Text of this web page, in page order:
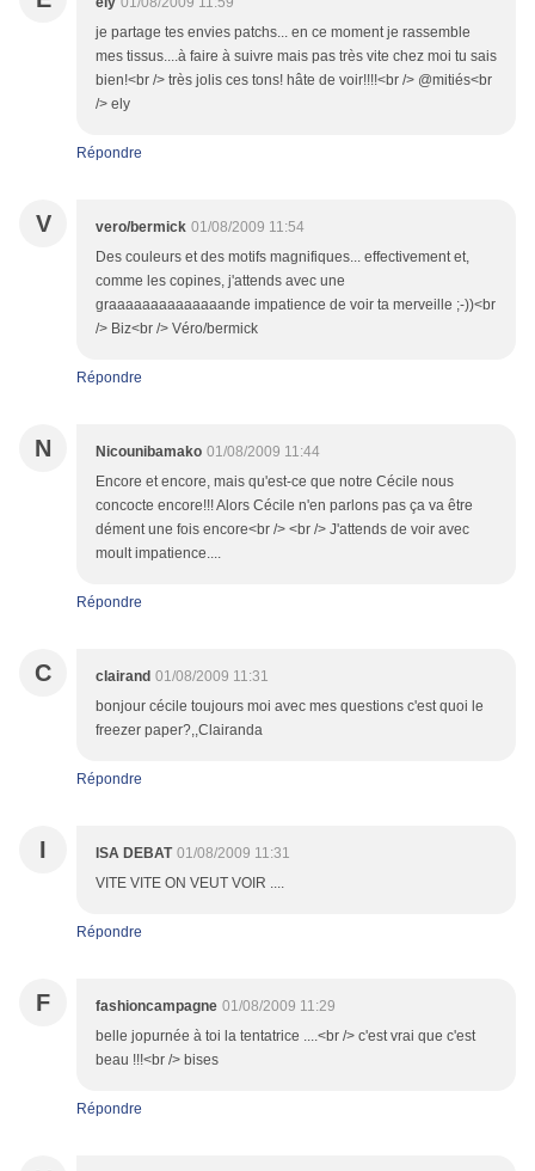
je partage tes envies patchs... en ce moment je rassemble
mes tissus....à faire à suivre mais pas très vite chez moi tu sais
bien!<br /> très jolis ces tons! hâte de voir!!!!<br /> @mitiés<br
/> ely
Répondre
V vero/bermick 01/08/2009 11:54
Des couleurs et des motifs magnifiques... effectivement et,
comme les copines, j'attends avec une
graaaaaaaaaaaaaande impatience de voir ta merveille ;-))<br
/> Biz<br /> Véro/bermick
Répondre
N Nicounibamako 01/08/2009 11:44
Encore et encore, mais qu'est-ce que notre Cécile nous
concocte encore!!! Alors Cécile n'en parlons pas ça va être
dément une fois encore<br /> <br /> J'attends de voir avec
moult impatience....
Répondre
C clairand 01/08/2009 11:31
bonjour cécile toujours moi avec mes questions c'est quoi le
freezer paper?,,Clairanda
Répondre
I ISA DEBAT 01/08/2009 11:31
VITE VITE ON VEUT VOIR ....
Répondre
F fashioncampagne 01/08/2009 11:29
belle jopurnée à toi la tentatrice ....<br /> c'est vrai que c'est
beau !!!<br /> bises
Répondre